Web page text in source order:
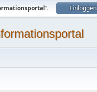
“. Einloggen